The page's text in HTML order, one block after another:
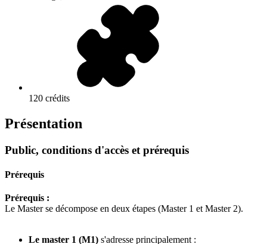
120 crédits
Présentation
Public, conditions d'accès et prérequis
Prérequis
Prérequis :
Le Master se décompose en deux étapes (Master 1 et Master 2).
Le master 1 (M1) s'adresse principalement :